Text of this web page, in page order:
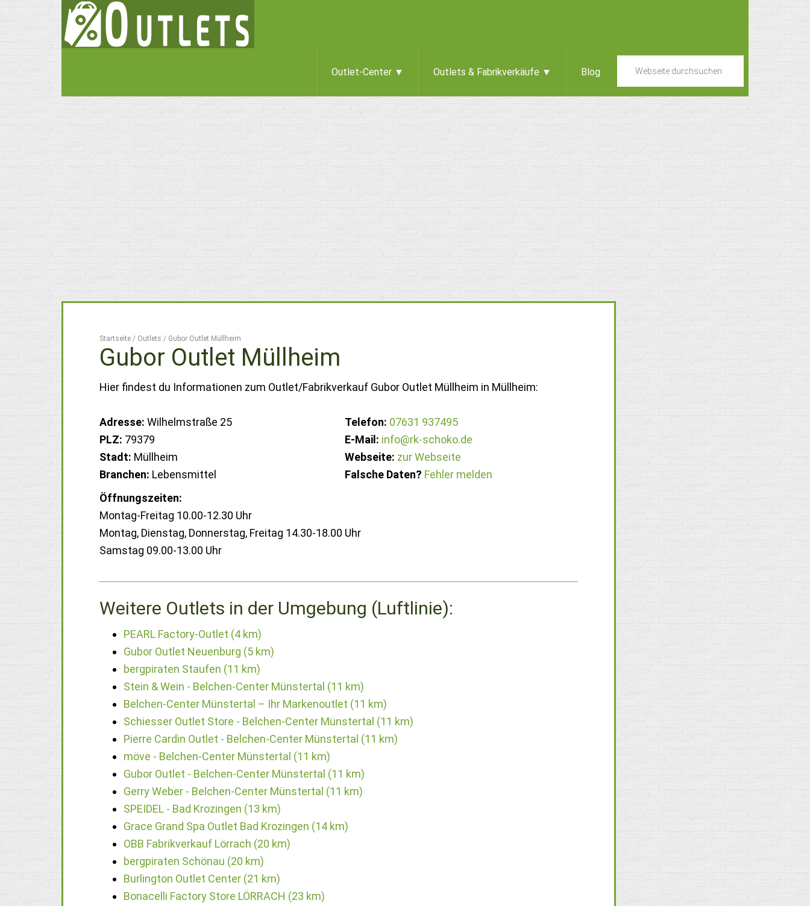
Outlet-Center ▼ Outlets & Fabrikverkäufe ▼ Blog
Startseite / Outlets / Gubor Outlet Müllheim
Gubor Outlet Müllheim
Hier findest du Informationen zum Outlet/Fabrikverkauf Gubor Outlet Müllheim in Müllheim:
Adresse: Wilhelmstraße 25
PLZ: 79379
Stadt: Müllheim
Branchen: Lebensmittel
Telefon: 07631 937495
E-Mail: info@rk-schoko.de
Webseite: zur Webseite
Falsche Daten? Fehler melden
Öffnungszeiten:
Montag-Freitag 10.00-12.30 Uhr
Montag, Dienstag, Donnerstag, Freitag 14.30-18.00 Uhr
Samstag 09.00-13.00 Uhr
Weitere Outlets in der Umgebung (Luftlinie):
PEARL Factory-Outlet (4 km)
Gubor Outlet Neuenburg (5 km)
bergpiraten Staufen (11 km)
Stein & Wein - Belchen-Center Münstertal (11 km)
Belchen-Center Münstertal – Ihr Markenoutlet (11 km)
Schiesser Outlet Store - Belchen-Center Münstertal (11 km)
Pierre Cardin Outlet - Belchen-Center Münstertal (11 km)
möve - Belchen-Center Münstertal (11 km)
Gubor Outlet - Belchen-Center Münstertal (11 km)
Gerry Weber - Belchen-Center Münstertal (11 km)
SPEIDEL - Bad Krozingen (13 km)
Grace Grand Spa Outlet Bad Krozingen (14 km)
OBB Fabrikverkauf Lörrach (20 km)
bergpiraten Schönau (20 km)
Burlington Outlet Center (21 km)
Bonacelli Factory Store LÖRRACH (23 km)